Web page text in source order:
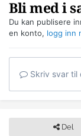
Bli med i
Du kan publisere
en konto, logg inn
Skriv svar til
Del